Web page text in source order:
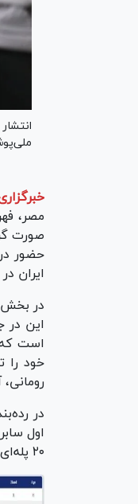
مصر،
صورت
حضور
ایران
در بخش
این در
است
خود را
در
۲۰ پله‌ای به رده ۱۶۱ رسید و نیما زاهدی با یک پله تغییر در جایگاه ۱۳۸ ایستاد.